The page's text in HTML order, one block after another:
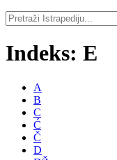
Indeks: E
A
B
C
Ć
Č
D